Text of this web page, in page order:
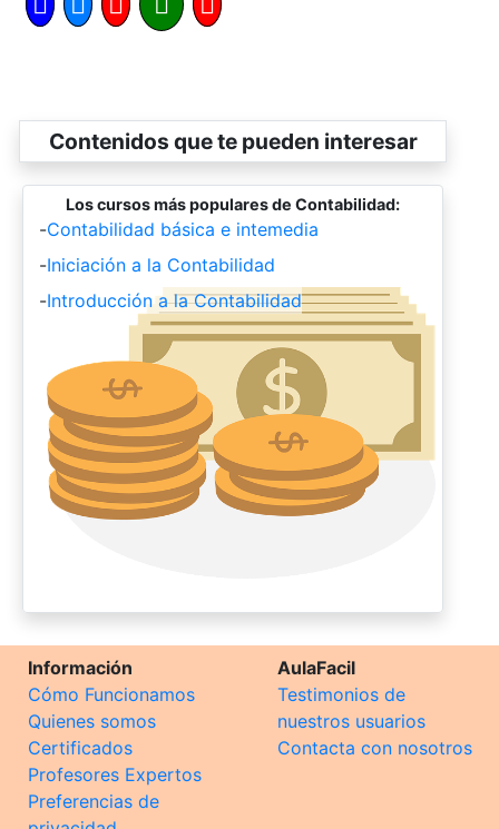
Contenidos que te pueden interesar
Los cursos más populares de Contabilidad:
-Contabilidad básica e intemedia
-Iniciación a la Contabilidad
-Introducción a la Contabilidad
Información
Cómo Funcionamos
Quienes somos
Certificados
Profesores Expertos
Preferencias de
AulaFacil
Testimonios de
nuestros usuarios
Contacta con nosotros